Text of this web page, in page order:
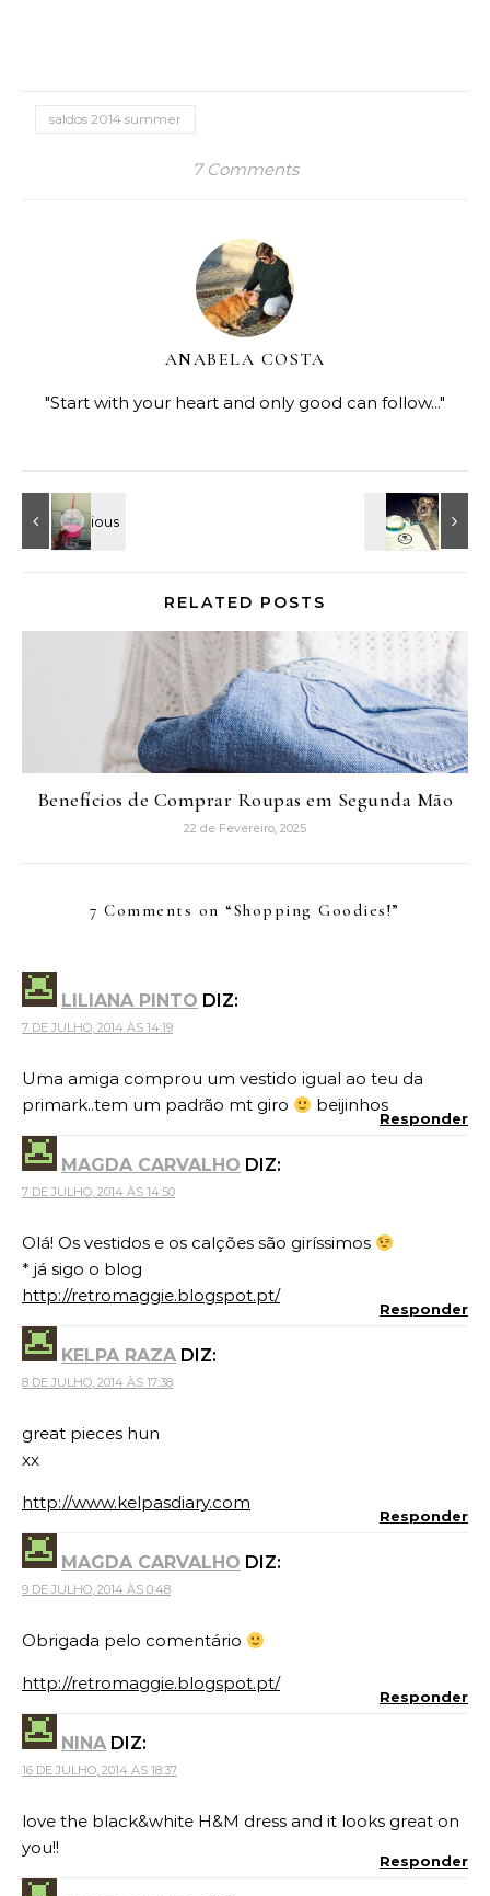
saldos 2014 summer
7 Comments
ANABELA COSTA
"Start with your heart and only good can follow..."
RELATED POSTS
Benefícios de Comprar Roupas em Segunda Mão
22 de Fevereiro, 2025
7 Comments on “Shopping Goodies!”
LILIANA PINTO DIZ:
7 DE JULHO, 2014 ÀS 14:19
Uma amiga comprou um vestido igual ao teu da
primark..tem um padrão mt giro
beijinhos
Responder
MAGDA CARVALHO DIZ:
7 DE JULHO, 2014 ÀS 14:50
Olá! Os vestidos e os calções são giríssimos
* já sigo o blog
http://retromaggie.blogspot.pt/
Responder
KELPA RAZA DIZ:
8 DE JULHO, 2014 ÀS 17:38
great pieces hun
xx
http://www.kelpasdiary.com
Responder
MAGDA CARVALHO DIZ:
9 DE JULHO, 2014 ÀS 0:48
Obrigada pelo comentário
http://retromaggie.blogspot.pt/
Responder
NINA DIZ:
16 DE JULHO, 2014 ÀS 18:37
love the black&white H&M dress and it looks great on
you!!
Responder